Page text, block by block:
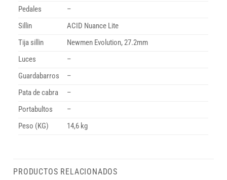
Pedales
–
Sillin
ACID Nuance Lite
Tija sillin
Newmen Evolution, 27.2mm
Luces
–
Guardabarros
–
Pata de cabra
–
Portabultos
–
Peso (KG)
14,6 kg
PRODUCTOS RELACIONADOS